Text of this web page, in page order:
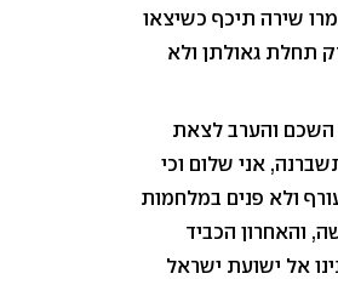
שירה תיכף כשיצאו
תחלת גאולתן ולא
השכם והערב לצאת
אני שלום וכי
ולא פנים במלחמות
והאחרון הכביד
אל ישועת ישראל